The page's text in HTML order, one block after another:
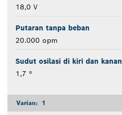
18,0 V
Putaran tanpa beban
20.000 opm
Sudut osilasi di kiri dan kanan
1,7 °
Varian: 1